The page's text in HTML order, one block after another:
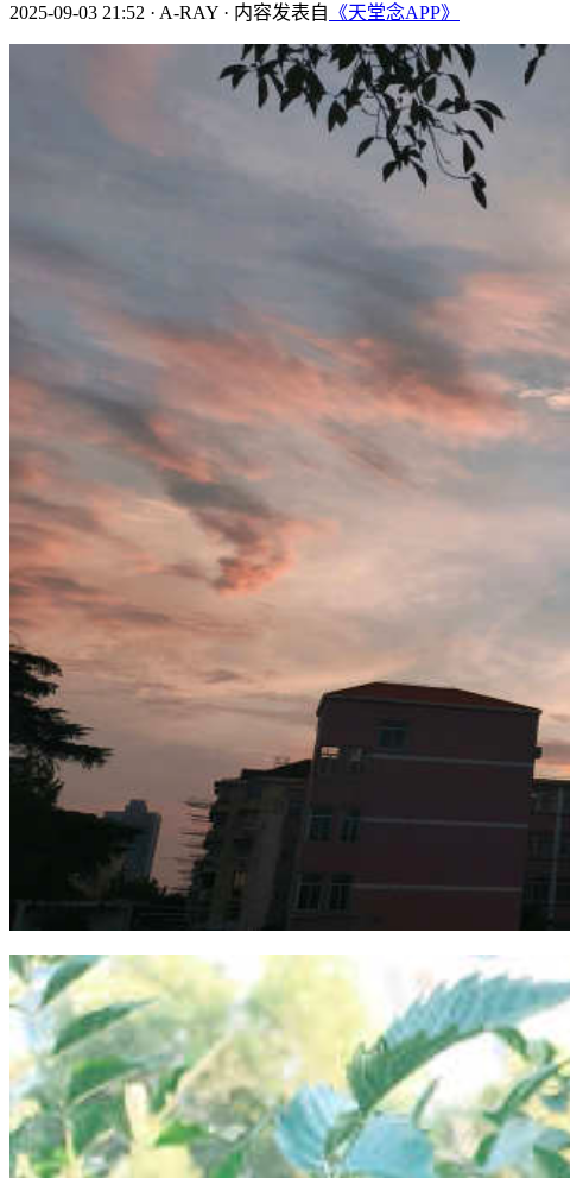
2025-09-03 21:52 · A-RAY · 内容发表自 《天堂念APP》